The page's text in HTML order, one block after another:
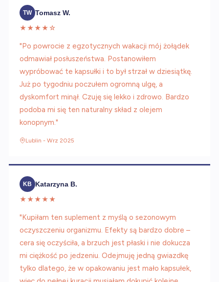
TW Tomasz W.
★★★★☆
"Po powrocie z egzotycznych wakacji mój żołądek
odmawiał posłuszeństwa. Postanowiłem
wypróbować te kapsułki i to był strzał w dziesiątkę.
Już po tygodniu poczułem ogromną ulgę, a
dyskomfort minął. Czuję się lekko i zdrowo. Bardzo
podoba mi się ten naturalny skład z olejem
konopnym."
Lublin - Wrz 2025
KB
Katarzyna B.
★★★★★
"Kupiłam ten suplement z myślą o sezonowym
oczyszczeniu organizmu. Efekty są bardzo dobre –
cera się oczyściła, a brzuch jest płaski i nie dokucza
mi ciężkość po jedzeniu. Odejmuję jedną gwiazdkę
tylko dlatego, że w opakowaniu jest mało kapsułek,